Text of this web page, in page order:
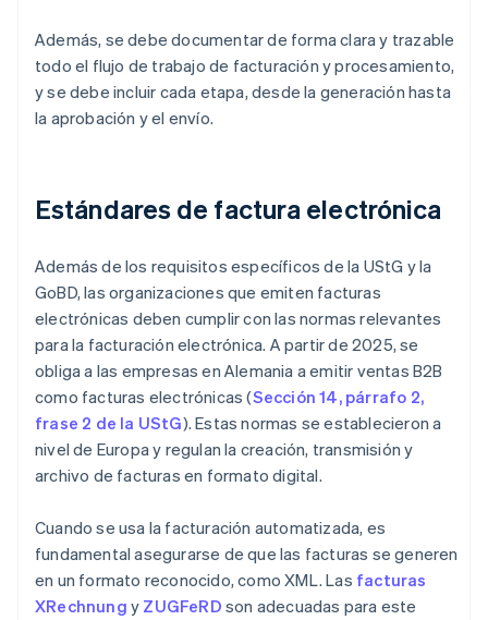
Además, se debe documentar de forma clara y trazable
todo el flujo de trabajo de facturación y procesamiento,
y se debe incluir cada etapa, desde la generación hasta
la aprobación y el envío.
Estándares de factura electrónica
Además de los requisitos específicos de la UStG y la
GoBD, las organizaciones que emiten facturas
electrónicas deben cumplir con las normas relevantes
para la facturación electrónica. A partir de 2025, se
obliga a las empresas en Alemania a emitir ventas B2B
como facturas electrónicas (Sección 14, párrafo 2,
frase 2 de la UStG). Estas normas se establecieron a
nivel de Europa y regulan la creación, transmisión y
archivo de facturas en formato digital.
Cuando se usa la facturación automatizada, es
fundamental asegurarse de que las facturas se generen
en un formato reconocido, como XML. Las facturas
XRechnung y ZUGFeRD son adecuadas para este